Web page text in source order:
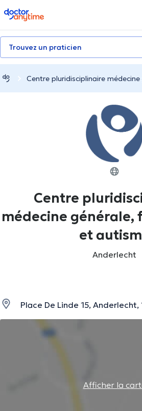
doctoranytime
Trouvez un praticien
Centre pluridisciplinaire
Centre
médecine générale,
et
Anderlecht
Place De Linde 15,
Afficher la